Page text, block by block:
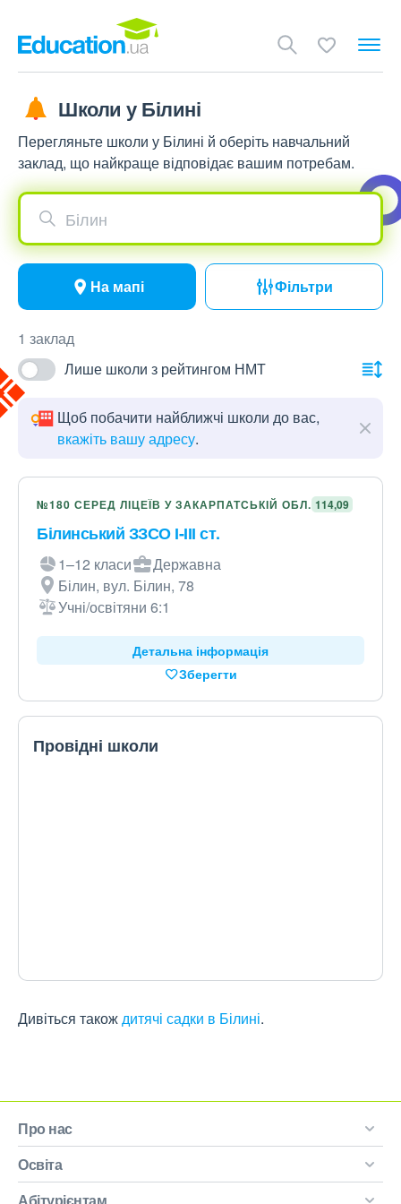
Школи у Білині
Перегляньте школи у Білині й оберіть навчальний
заклад, що найкраще відповідає вашим потребам.
Білин
На мапі Фільтри
1 заклад
Лише школи з рейтингом НМТ
Щоб побачити найближчі школи до вас,
вкажіть вашу адресу.
№180 СЕРЕД ЛІЦЕЇВ У ЗАКАРПАТСЬКІЙ ОБЛ. 114,09
Білинський ЗЗСО І-ІІІ ст.
1–12 класи
Державна
Білин, вул. Білин, 78
Учні/освітяни 6:1
Детальна інформація
Зберегти
Провідні школи
Дивіться такождитячі садки в Білині.
Про нас
Освіта